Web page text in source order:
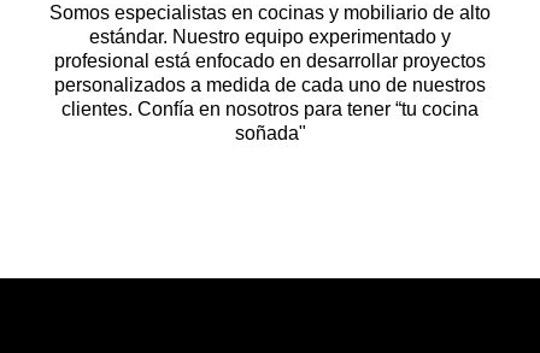
Somos especialistas en cocinas y mobiliario de alto
estándar. Nuestro equipo experimentado y
profesional está enfocado en desarrollar proyectos
personalizados a medida de cada uno de nuestros
clientes. Confía en nosotros para tener “tu cocina
soñada"